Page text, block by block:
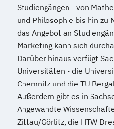
Studiengängen - von
und Philosophie bis hin zu
das Angebot an
Marketing kann sich
Darüber hinaus verfügt
Universitäten - die
Chemnitz und die TU
Außerdem gibt es in
Angewandte
Zittau/Görlitz, die HTW